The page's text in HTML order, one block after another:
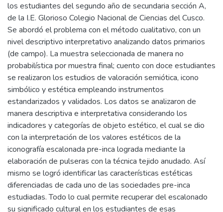
los estudiantes del segundo año de secundaria sección A,
de la I.E. Glorioso Colegio Nacional de Ciencias del Cusco.
Se abordó el problema con el método cualitativo, con un
nivel descriptivo interpretativo analizando datos primarios
(de campo). La muestra seleccionada de manera no
probabilística por muestra final; cuento con doce estudiantes
se realizaron los estudios de valoración semiótica, icono
simbólico y estética empleando instrumentos
estandarizados y validados. Los datos se analizaron de
manera descriptiva e interpretativa considerando los
indicadores y categorías de objeto estético, el cual se dio
con la interpretación de los valores estéticos de la
iconografía escalonada pre-inca lograda mediante la
elaboración de pulseras con la técnica tejido anudado. Así
mismo se logró identificar las características estéticas
diferenciadas de cada uno de las sociedades pre-inca
estudiadas. Todo lo cual permite recuperar del escalonado
su significado cultural en los estudiantes de esas